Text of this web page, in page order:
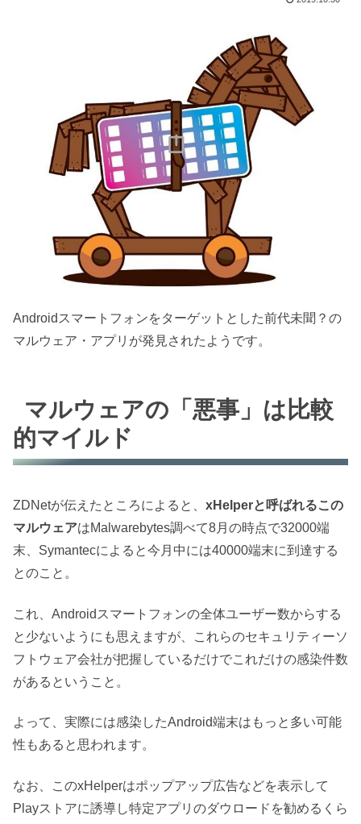
Androidスマートフォンをターゲットとした前代未聞？の
マルウェア・アプリが発見されたようです。
マルウェアの「悪事」は比較
的マイルド
ZDNetが伝えたところによると、 xHelperと呼ばれるこの
マルウェアはMalwarebytes調べて8月の時点で32000端
末、Symantecによると今月中には40000端末に到達する
とのこと。
これ、Androidスマートフォンの全体ユーザー数からする
と少ないようにも思えますが、これらのセキュリティーソ
フトウェア会社が把握しているだけでこれだけの感染件数
があるということ。
よって、実際には感染したAndroid端末はもっと多い可能
性もあると思われます。
なお、このxHelperはポップアップ広告などを表示して
Playストアに誘導し特定アプリのダウロードを勧めるくら